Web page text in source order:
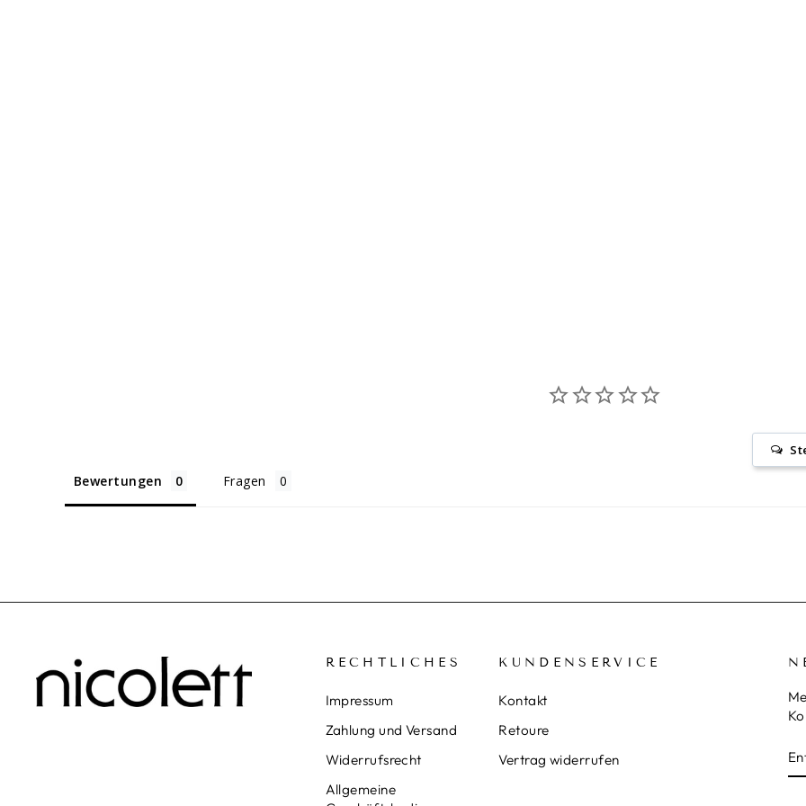
Bewertungen Fragen
RECHTLICHES
Impressum
Zahlung und Versand
Widerrufsrecht
Allgemeine
KUNDENSERVICE
Kontakt
Retoure
Vertrag widerrufen